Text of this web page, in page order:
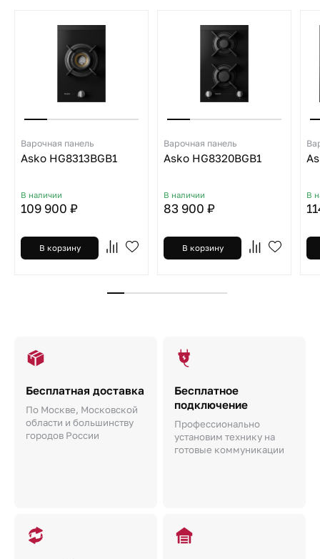
Варочная панель
Asko HG8313BGB1
В наличии
109 900 ₽
В корзину
Варочная панель
Asko HG8320BGB1
В наличии
83 900 ₽
В корзину
В
Бесплатная доставка
По Москве, Московской
области и большинству
городов России
Бесплатное
подключение
Профессионально
установим технику на
готовые коммуникации